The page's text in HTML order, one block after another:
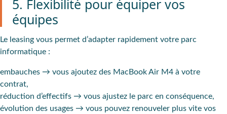
5. Flexibilité pour équiper vos
équipes
Le leasing vous permet d’adapter rapidement votre parc
informatique :
embauches → vous ajoutez des MacBook Air M4 à votre
contrat,
réduction d’effectifs → vous ajustez le parc en conséquence,
évolution des usages → vous pouvez renouveler plus vite vos